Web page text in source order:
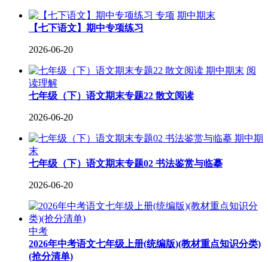
专项 期中期末
【七下语文】期中专项练习
2026-06-20
期中期末 阅
读理解
七年级（下）语文期末专题22 散文阅读
2026-06-20
期中期
末
七年级（下）语文期末专题02 书法鉴赏与临摹
2026-06-20
中考
2026年中考语文七年级上册(统编版)(教材重点知识分类)
(抢分清单)